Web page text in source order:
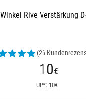
Winkel Rive Verstärkung
(26
10€
UP*: 10€